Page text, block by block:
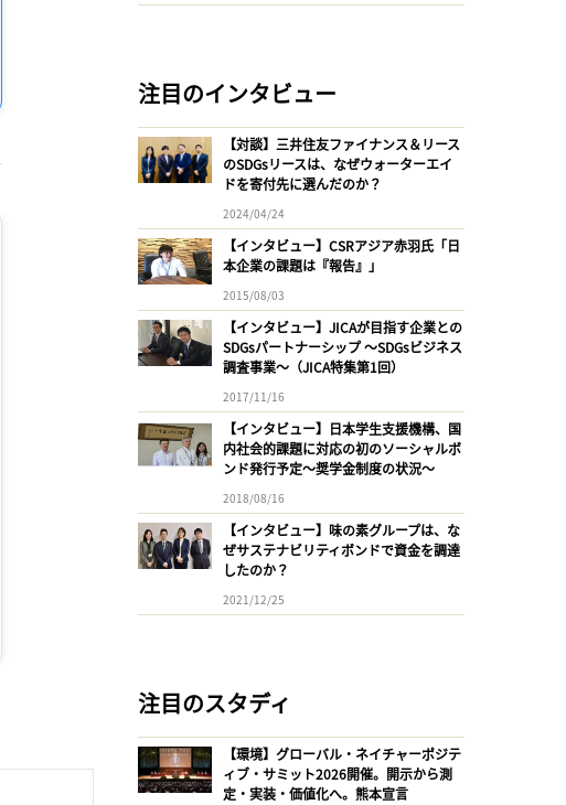
注目のインタビュー
【対談】三井住友ファイナンス＆リース
のSDGsリースは、なぜウォーターエイ
ドを寄付先に選んだのか？
2024/04/24
【インタビュー】CSRアジア赤羽氏「日
本企業の課題は『報告』」
2015/08/03
【インタビュー】JICAが目指す企業との
SDGsパートナーシップ 〜SDGsビジネス
調査事業〜（JICA特集第1回）
2017/11/16
【インタビュー】日本学生支援機構、国
内社会的課題に対応の初のソーシャルボ
ンド発行予定〜奨学金制度の状況〜
2018/08/16
【インタビュー】味の素グループは、な
ぜサステナビリティボンドで資金を調達
したのか？
2021/12/25
注目のスタディ
【環境】グローバル・ネイチャーポジテ
ィブ・サミット2026開催。開示から測
定・実装・価値化へ。熊本宣言